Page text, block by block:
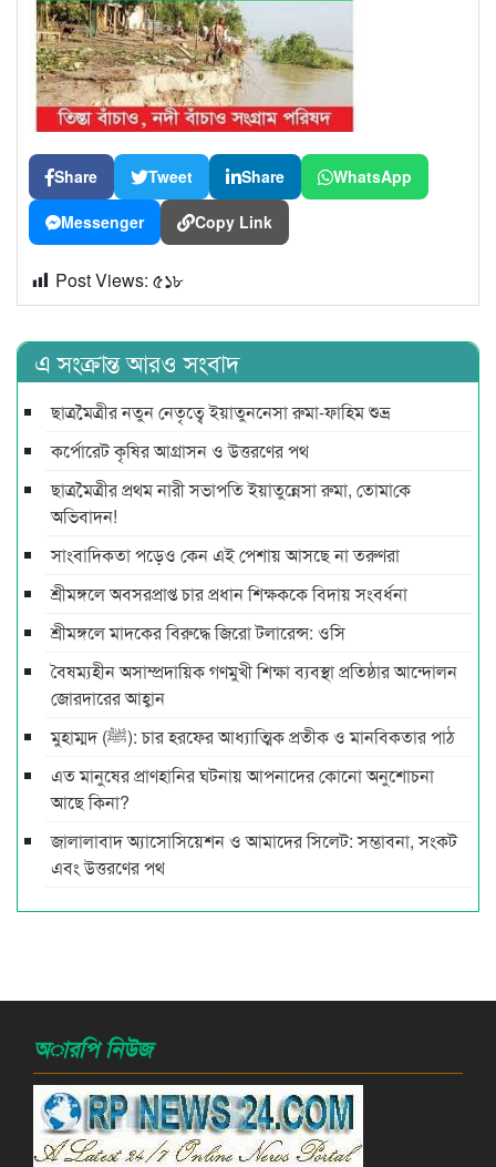
Share Tweet Share WhatsApp
Messenger Copy Link
Post Views: ৫১৮
এ সংক্রান্ত আরও সংবাদ
ছাত্রমৈত্রীর নতুন নেতৃত্বে ইয়াতুননেসা রুমা-ফাহিম শুভ্র
কর্পোরেট কৃষির আগ্রাসন ও উত্তরণের পথ
ছাত্রমৈত্রীর প্রথম নারী সভাপ‌তি ইয়াতুন্নেসা রুমা, তোমা‌কে
অ‌ভিবাদন!
সাংবাদিকতা পড়েও কেন এই পেশায় আসছে না তরুণরা
শ্রীমঙ্গলে অবসরপ্রাপ্ত চার প্রধান শিক্ষককে বিদায় সংবর্ধনা
শ্রীমঙ্গলে মাদকের বিরুদ্ধে জিরো টলারেন্স: ওসি
বৈষম্যহীন অসাম্প্রদায়িক গণমুখী শিক্ষা ব্যবস্থা প্রতিষ্ঠার আন্দোলন
জোরদারের আহ্বান
মুহাম্মদ (ﷺ): চার হরফের আধ্যাত্মিক প্রতীক ও মানবিকতার পাঠ
এত মানুষের প্রাণহানির ঘটনায় আপনাদের কোনো অনুশোচনা
আছে কিনা?
জালালাবাদ অ্যাসোসিয়েশন ও আমাদের সিলেট: সম্ভাবনা, সংকট
এবং উত্তরণের পথ
অারপি নিউজ